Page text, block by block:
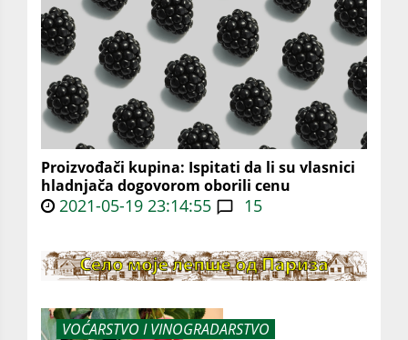
Proizvođači kupina: Ispitati da li su vlasnici
hladnjača dogovorom oborili cenu
2021-05-19 23:14:55 15
VOĆARSTVO I VINOGRADARSTVO